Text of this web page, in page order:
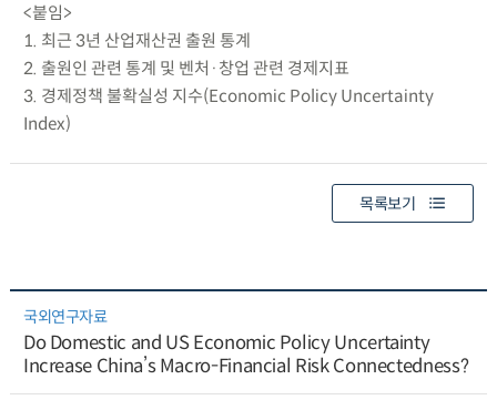
<붙임>
1. 최근 3년 산업재산권 출원 통계
2. 출원인 관련 통계 및 벤처·창업 관련 경제지표
3. 경제정책 불확실성 지수(Economic Policy Uncertainty
Index)
목록보기
국외연구자료
Do Domestic and US Economic Policy Uncertainty
Increase China’s Macro-Financial Risk Connectedness?